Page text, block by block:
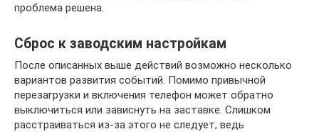
проблема решена.
Сброс к заводским настройкам
После описанных выше действий возможно несколько
вариантов развития событий. Помимо привычной
перезагрузки и включения телефон может обратно
выключиться или зависнуть на заставке. Слишком
расстраиваться из-за этого не следует, ведь